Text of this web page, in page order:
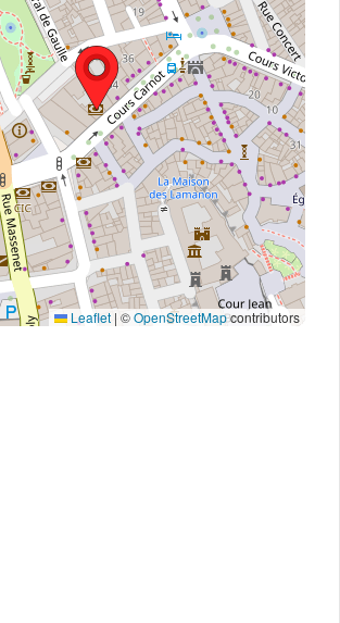
Leaflet | ©OpenStreetMapcontributors